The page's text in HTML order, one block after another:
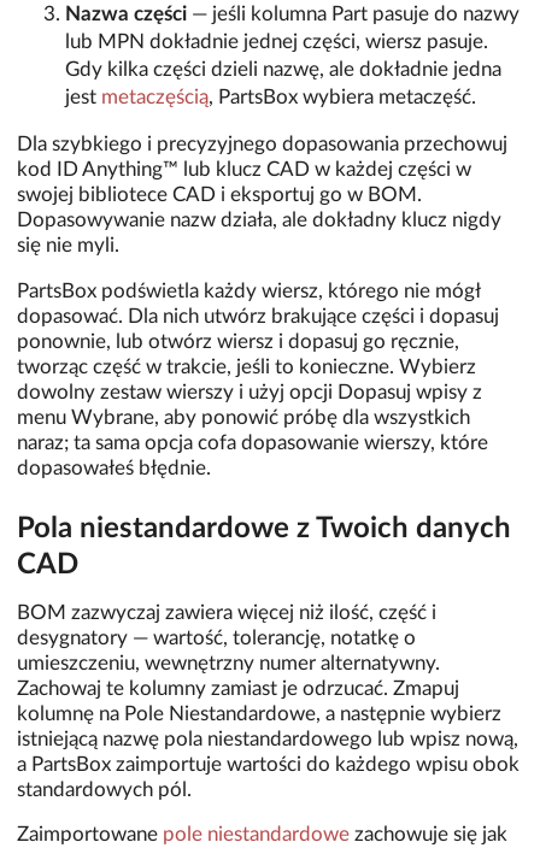
Nazwa części — jeśli kolumna Part pasuje do nazwy
lub MPN dokładnie jednej części, wiersz pasuje.
Gdy kilka części dzieli nazwę, ale dokładnie jedna
jest metaczęścią, PartsBox wybiera metaczęść.
Dla szybkiego i precyzyjnego dopasowania przechowuj
kod ID Anything™ lub klucz CAD w każdej części w
swojej bibliotece CAD i eksportuj go w BOM.
Dopasowywanie nazw działa, ale dokładny klucz nigdy
się nie myli.
PartsBox podświetla każdy wiersz, którego nie mógł
dopasować. Dla nich utwórz brakujące części i dopasuj
ponownie, lub otwórz wiersz i dopasuj go ręcznie,
tworząc część w trakcie, jeśli to konieczne. Wybierz
dowolny zestaw wierszy i użyj opcji Dopasuj wpisy z
menu Wybrane, aby ponowić próbę dla wszystkich
naraz; ta sama opcja cofa dopasowanie wierszy, które
dopasowałeś błędnie.
Pola niestandardowe z Twoich danych
CAD
BOM zazwyczaj zawiera więcej niż ilość, część i
desygnatory — wartość, tolerancję, notatkę o
umieszczeniu, wewnętrzny numer alternatywny.
Zachowaj te kolumny zamiast je odrzucać. Zmapuj
kolumnę na Pole Niestandardowe, a następnie wybierz
istniejącą nazwę pola niestandardowego lub wpisz nową,
a PartsBox zaimportuje wartości do każdego wpisu obok
standardowych pól.
Zaimportowane pole niestandardowe zachowuje się jak